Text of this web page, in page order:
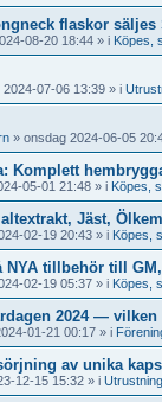
flaskor säljes
08-20 18:44 » i Köpes,
2024-07-06 13:39 » i
» onsdag 2024-06-05
Komplett
05-01 21:48 » i Köpes,
Jäst,
02-19 20:43 » i Köpes,
NYA tillbehör till
02-19 05:37 » i Köpes,
2024 —
01-21 00:17 » i
av unika
12-15 15:32 » i